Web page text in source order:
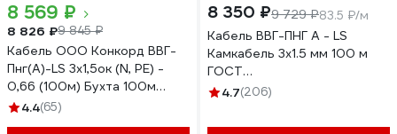
8 569 ₽
8 826 ₽9 845 ₽
Кабель ООО Конкорд ВВГ-
Пнг(А)-LS 3x1,5ок (N, PE) -
0,66 (100м) Бухта 100м
4662
4.4(65)
8 350 ₽9 729 ₽83.5 ₽/м
Кабель ВВГ-ПНГ А - LS
Камкабель 3x1.5 мм 100 м
ГОСТ
1157К30FG00070А0100М
4.7(206)